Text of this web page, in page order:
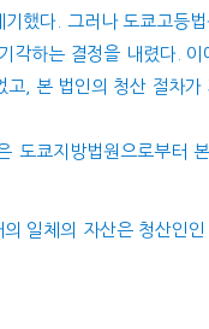
기했다. 그러나 도쿄고등
각하는 결정을 내렸다. 이
고, 본 법인의 청산 절차가
도쿄지방법원으로부터
일체의 자산은 청산인